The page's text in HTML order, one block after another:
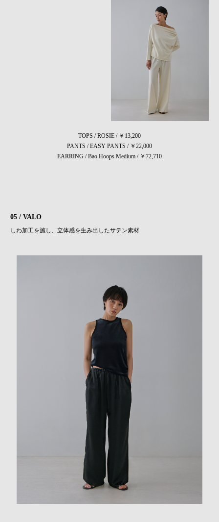
TOPS / ROSIE / ￥13,200
PANTS / EASY PANTS / ￥22,000
EARRING / Bao Hoops Medium / ￥72,710
05 / VALO
しわ加工を施し、立体感を生み出したサテン素材